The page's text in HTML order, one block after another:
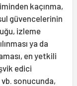
kaçınma,
güvencelerinin
izleme
ya da
en yetkili
edici
sonucunda,